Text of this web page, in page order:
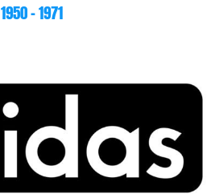
1950 – 1971